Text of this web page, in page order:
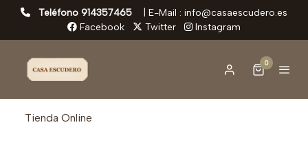
Teléfono 914357465
E-Mail : info@casaescudero.es
Facebook
Twitter Instagram
0
Tienda Online